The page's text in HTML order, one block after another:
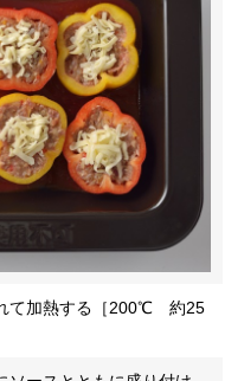
て加熱する［200℃ 約25